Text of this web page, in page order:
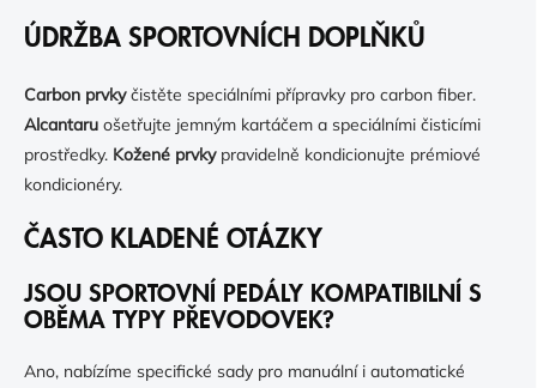
ÚDRŽBA SPORTOVNÍCH DOPLŇKŮ
Carbon prvkyčistěte speciálními přípravky pro carbon fiber.
Alcantaru ošetřujte jemným kartáčem a speciálními čisticími
prostředky. Kožené prvkypravidelně kondicionujte prémiové
kondicionéry.
ČASTO KLADENÉ OTÁZKY
JSOU SPORTOVNÍ PEDÁLY KOMPATIBILNÍ S
OBĚMA TYPY PŘEVODOVEK?
Ano, nabízíme specifické sady pro manuální i automatické